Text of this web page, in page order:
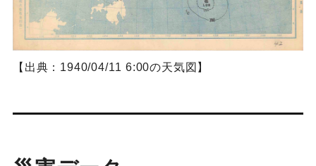
【出典：1940/04/11 6:00の天気図】